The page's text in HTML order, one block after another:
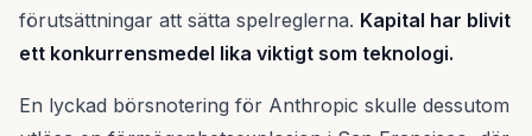
förutsättningar att sätta spelreglerna. Kapital har blivit
ett konkurrensmedel lika viktigt som teknologi.
En lyckad börsnotering för Anthropic skulle dessutom